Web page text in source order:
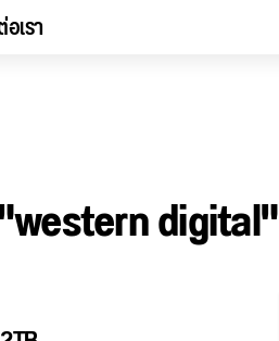
เรา
digital"